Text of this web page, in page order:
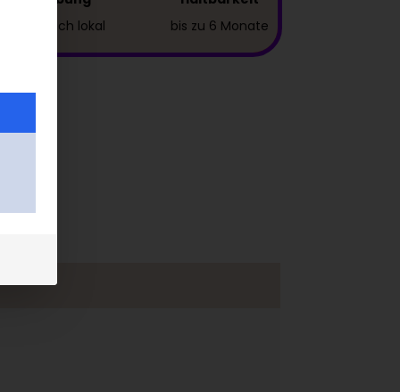
auf Wunsch lokal
bis zu 6 Monate